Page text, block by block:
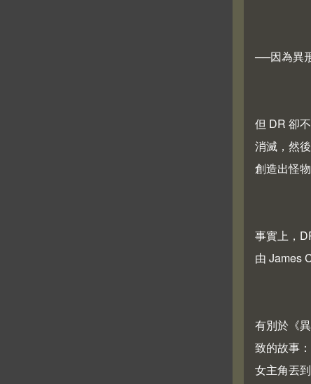
──因為異
但 DR 卻
消滅，然
創造出怪
事實上，
由 James
有別於《
致的故事
女主角丟